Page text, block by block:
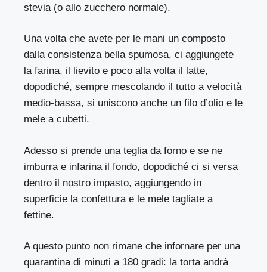
stevia (o allo zucchero normale).
Una volta che avete per le mani un composto
dalla consistenza bella spumosa, ci aggiungete
la farina, il lievito e poco alla volta il latte,
dopodiché, sempre mescolando il tutto a velocità
medio-bassa, si uniscono anche un filo d’olio e le
mele a cubetti.
Adesso si prende una teglia da forno e se ne
imburra e infarina il fondo, dopodiché ci si versa
dentro il nostro impasto, aggiungendo in
superficie la confettura e le mele tagliate a
fettine.
A questo punto non rimane che infornare per una
quarantina di minuti a 180 gradi: la torta andrà